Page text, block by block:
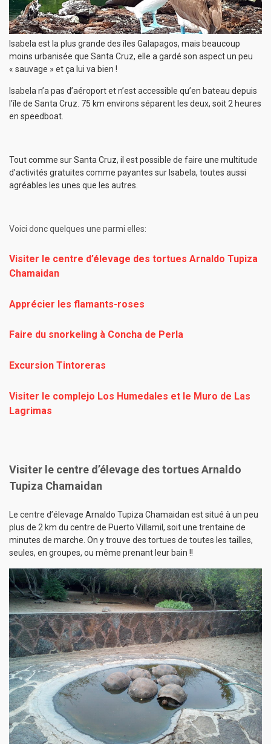
Isabela est la plus grande des îles Galapagos, mais beaucoup
moins urbanisée que Santa Cruz, elle a gardé son aspect un peu
« sauvage » et ça lui va bien !
Isabela n’a pas d’aéroport et n’est accessible qu’en bateau depuis
l’île de Santa Cruz. 75 km environs séparent les deux, soit 2 heures
en speedboat.
Tout comme sur Santa Cruz, il est possible de faire une multitude
d’activités gratuites comme payantes sur Isabela, toutes aussi
agréables les unes que les autres.
Voici donc quelques une parmi elles:
Visiter le centre d’élevage des tortues Arnaldo Tupiza
Chamaidan
Apprécier les flamants-roses
Faire du snorkeling à Concha de Perla
Excursion Tintoreras
Visiter le complejo Los Humedales et le Muro de Las
Lagrimas
Visiter le centre d’élevage des tortues Arnaldo
Tupiza Chamaidan
Le centre d’élevage Arnaldo Tupiza Chamaidan est situé à un peu
plus de 2 km du centre de Puerto Villamil, soit une trentaine de
minutes de marche. On y trouve des tortues de toutes les tailles,
seules, en groupes, ou même prenant leur bain !!